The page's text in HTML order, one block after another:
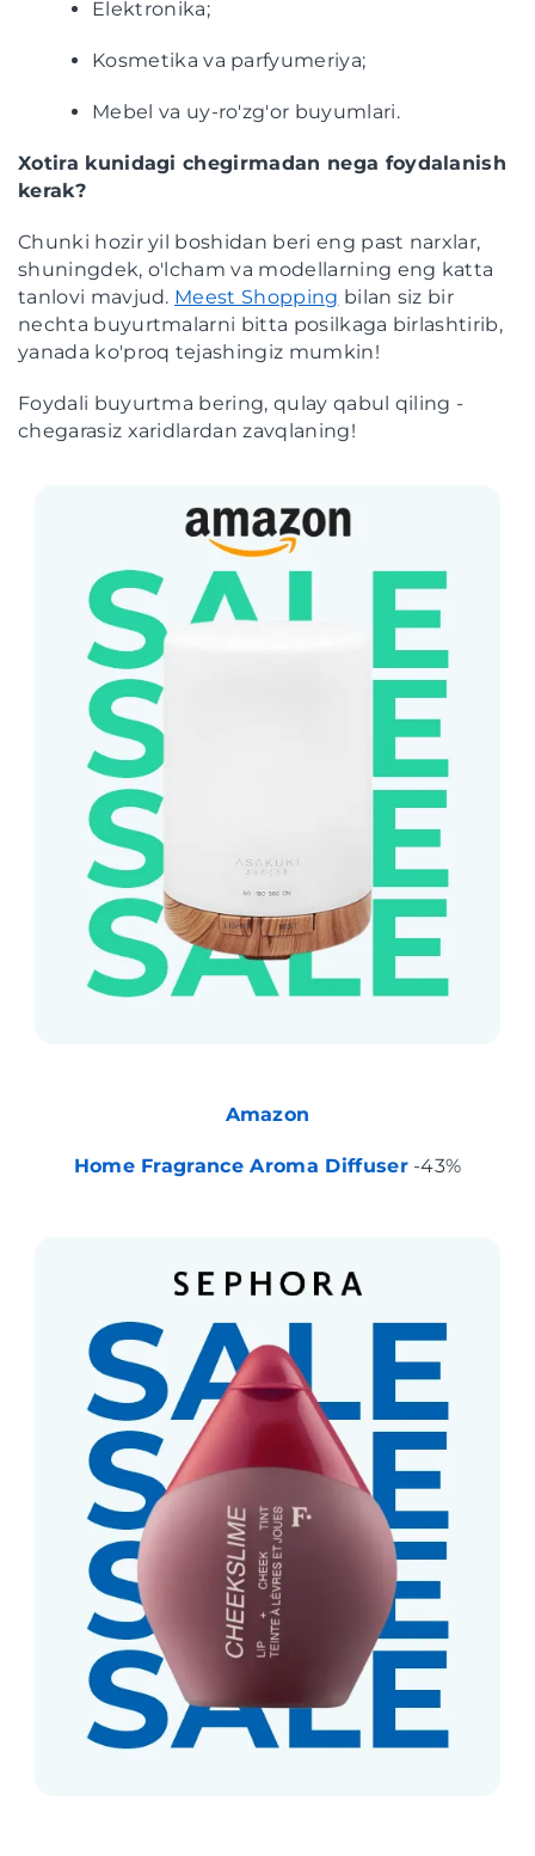
Elektronika;
Kosmetika va parfyumeriya;
Mebel va uy-ro'zg'or buyumlari.
Xotira kunidagi chegirmadan nega foydalanish
kerak?
Chunki hozir yil boshidan beri eng past narxlar,
shuningdek, o'lcham va modellarning eng katta
tanlovi mavjud. Meest Shopping bilan siz bir
nechta buyurtmalarni bitta posilkaga birlashtirib,
yanada ko'proq tejashingiz mumkin!
Foydali buyurtma bering, qulay qabul qiling -
chegarasiz xaridlardan zavqlaning!
Amazon
Home Fragrance Aroma Diffuser-43%